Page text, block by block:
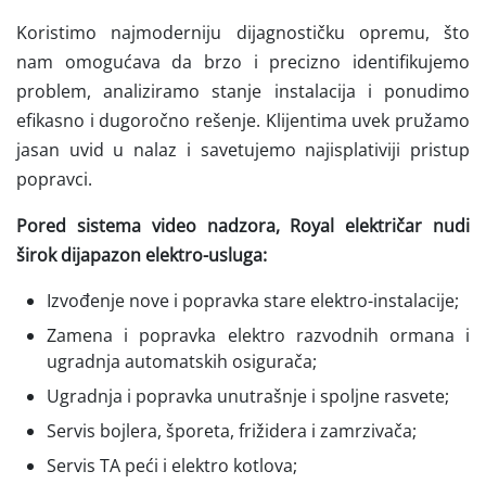
Koristimo najmoderniju dijagnostičku opremu, što
nam omogućava da brzo i precizno identifikujemo
problem, analiziramo stanje instalacija i ponudimo
efikasno i dugoročno rešenje. Klijentima uvek pružamo
jasan uvid u nalaz i savetujemo najisplativiji pristup
popravci.
Pored sistema video nadzora, Royal električar nudi
širok dijapazon elektro-usluga:
Izvođenje nove i popravka stare elektro-instalacije;
Zamena i popravka elektro razvodnih ormana i
ugradnja automatskih osigurača;
Ugradnja i popravka unutrašnje i spoljne rasvete;
Servis bojlera, šporeta, frižidera i zamrzivača;
Servis TA peći i elektro kotlova;